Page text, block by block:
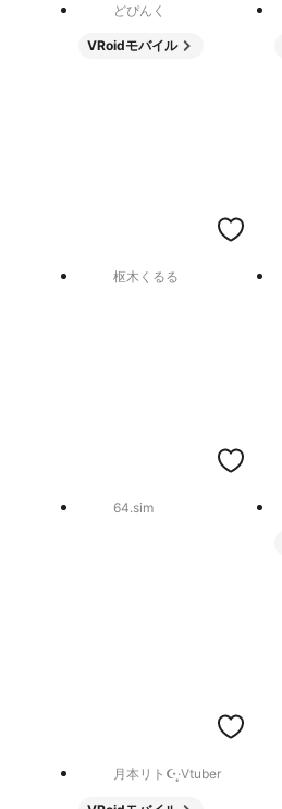
どぴんく
VRoidモバイル
枢木くるる
64.sim
月本リト☪·̩͙Vtuber